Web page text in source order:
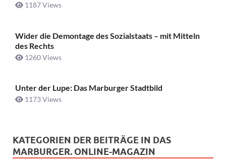
1187 Views
Wider die Demontage des Sozialstaats – mit Mitteln
des Rechts
1260 Views
Unter der Lupe: Das Marburger Stadtbild
1173 Views
KATEGORIEN DER BEITRÄGE IN DAS
MARBURGER. ONLINE-MAGAZIN